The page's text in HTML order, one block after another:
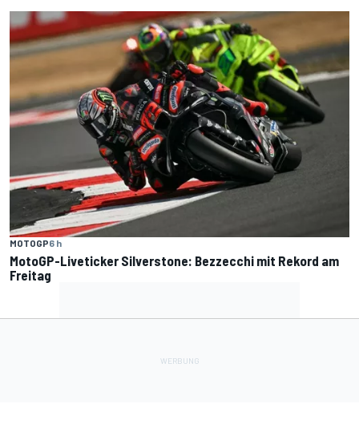
MOTOGP6 h
MotoGP-Liveticker Silverstone: Bezzecchi mit Rekord am
Freitag